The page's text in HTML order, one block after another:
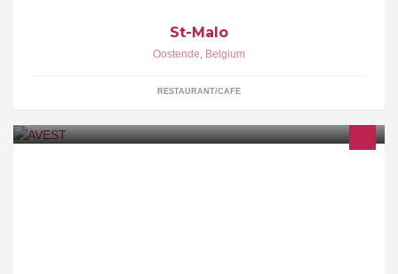
St-Malo
Oostende, Belgium
RESTAURANT/CAFE